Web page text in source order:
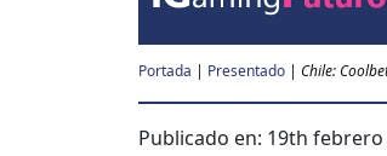
Portada | Presentado | Chile:
Publicado en: 19th febrero